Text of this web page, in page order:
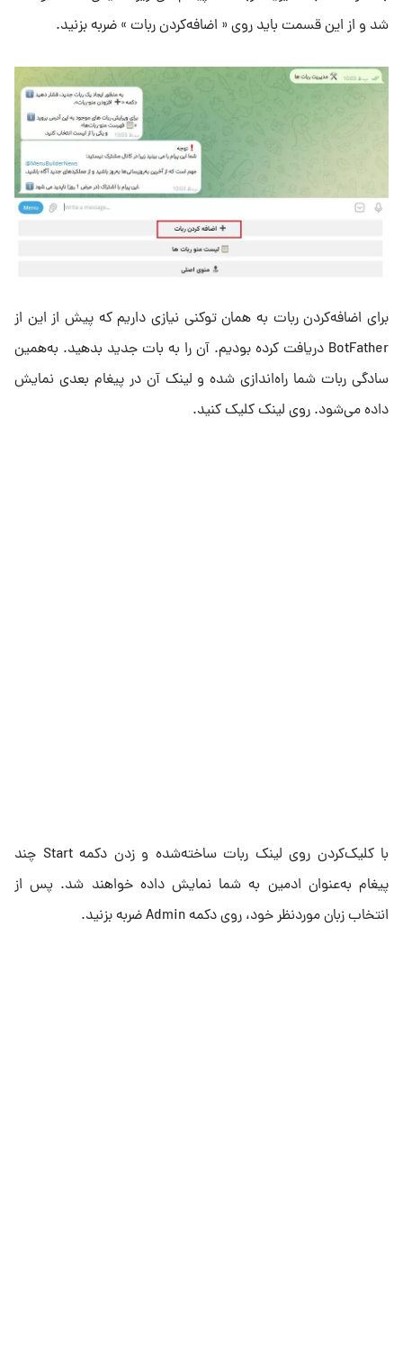
شد و از این قسمت باید روی « اضافه‌کردن ربات » ضربه بزنید.
برای اضافه‌کردن ربات به همان توکنی نیازی داریم که پیش از این از
BotFather دریافت کرده بودیم. آن را به بات جدید بدهید. به‌همین
سادگی ربات شما راه‌اندازی شده و لینک آن در پیغام بعدی نمایش
داده می‌شود. روی لینک کلیک کنید.
با کلیک‌کردن روی لینک ربات ساخته‌شده و زدن دکمه Start چند
پیغام به‌عنوان ادمین به شما نمایش داده خواهند شد. پس از
انتخاب زبان موردنظر خود، روی دکمه Admin ضربه بزنید.